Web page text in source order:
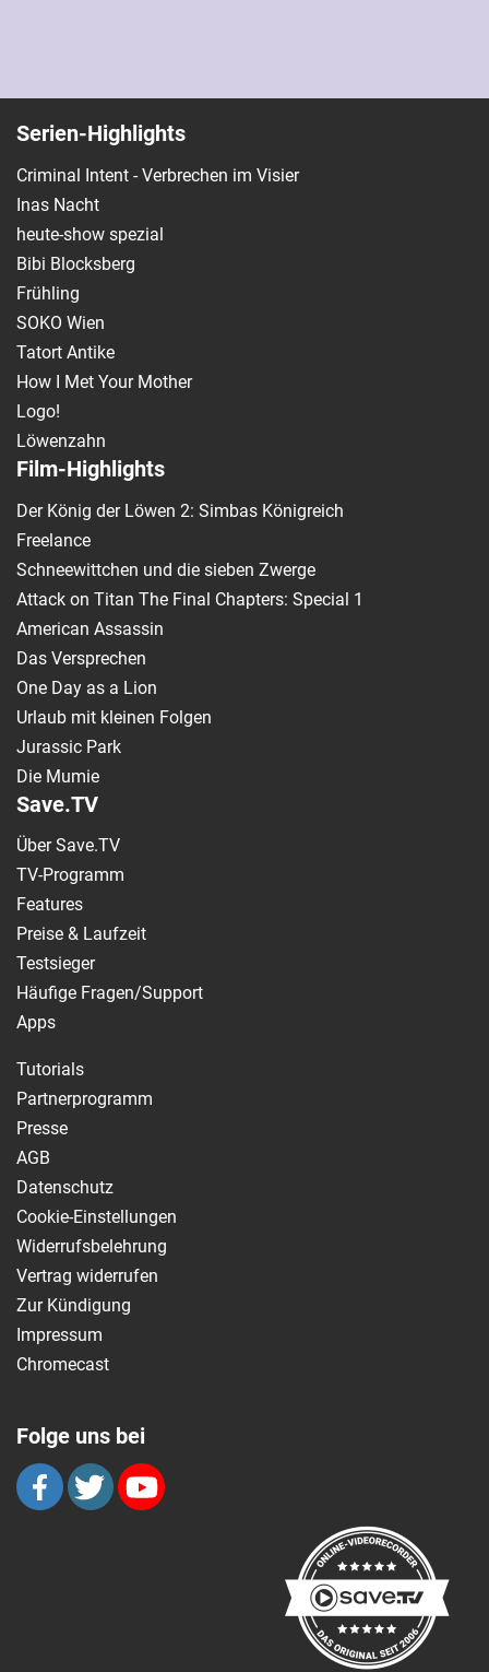
Serien-Highlights
Criminal Intent - Verbrechen im Visier
Inas Nacht
heute-show spezial
Bibi Blocksberg
Frühling
SOKO Wien
Tatort Antike
How I Met Your Mother
Logo!
Löwenzahn
Film-Highlights
Der König der Löwen 2: Simbas Königreich
Freelance
Schneewittchen und die sieben Zwerge
Attack on Titan The Final Chapters: Special 1
American Assassin
Das Versprechen
One Day as a Lion
Urlaub mit kleinen Folgen
Jurassic Park
Die Mumie
Save.TV
Über Save.TV
TV-Programm
Features
Preise & Laufzeit
Testsieger
Häufige Fragen/Support
Apps
Tutorials
Partnerprogramm
Presse
AGB
Datenschutz
Cookie-Einstellungen
Widerrufsbelehrung
Vertrag widerrufen
Zur Kündigung
Impressum
Chromecast
Folge uns bei